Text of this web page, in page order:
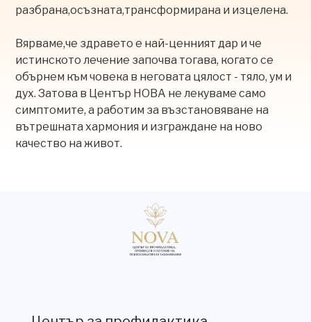
разбрана,осъзната,трансформирана и изцелена.
Вярваме,че здравето е най-ценният дар и че
истинското лечение започва тогава, когато се
обърнем към човека в неговата цялост - тяло, ум и
дух. Затова в Център НОВА не лекуваме само
симптомите, а работим за възстановяване на
вътрешната хармония и изграждане на ново
качество на живот.